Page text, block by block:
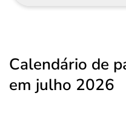
Calendário de
em julho 2026